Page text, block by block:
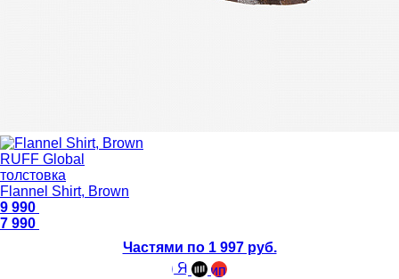
RUFF Global
толстовка
Flannel Shirt, Brown
9 990
7 990
Частями по 1 997 руб.